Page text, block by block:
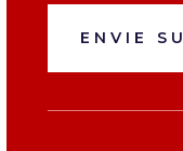
ENVIE